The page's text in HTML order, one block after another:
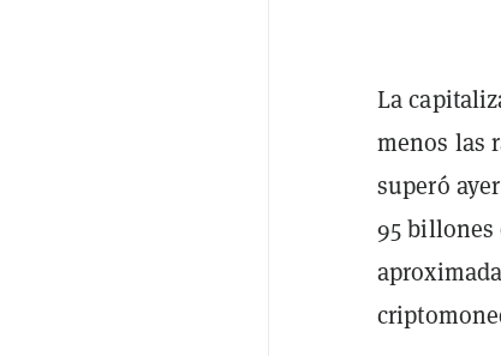
La
menos las
superó
95 billones